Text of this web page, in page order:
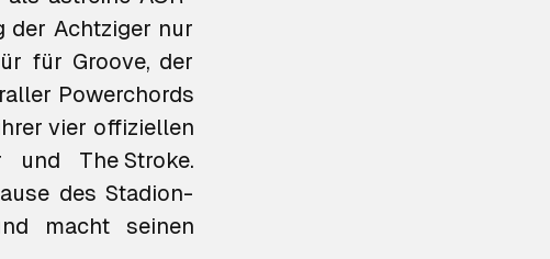
der Achtziger nur
für Groove, der
Powerchords
vier offiziellen
und The Stroke.
des Stadion-
macht seinen